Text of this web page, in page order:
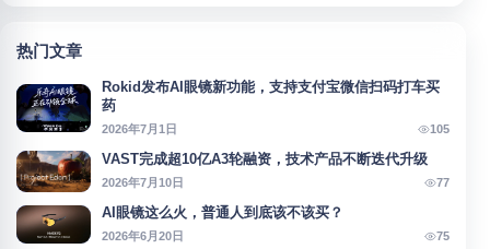
热门文章
Rokid发布AI眼镜新功能，支持支付宝微信扫码打车买
药
2026年7月1日 105
VAST完成超10亿A3轮融资，技术产品不断迭代升级
2026年7月10日 77
AI眼镜这么火，普通人到底该不该买？
2026年6月20日 75